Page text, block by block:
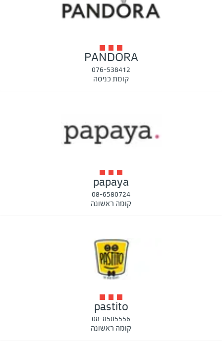
PANDORA
076-538412
קומת כניסה
papaya
08-6580724
קומה ראשונה
pastito
08-8505556
קומה ראשונה